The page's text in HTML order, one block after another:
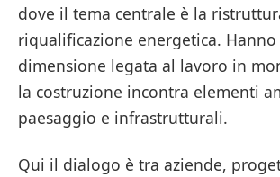
dove il tema centrale è la
riqualificazione energetica. Hanno
dimensione legata al lavoro in
la costruzione incontra elementi
paesaggio e infrastrutturali.
Qui il dialogo è tra aziende,